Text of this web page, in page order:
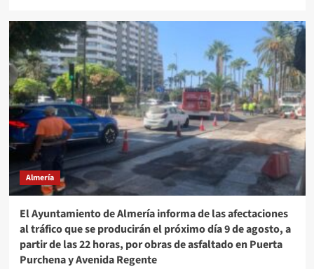
Almería
El Ayuntamiento de Almería informa de las afectaciones
al tráfico que se producirán el próximo día 9 de agosto, a
partir de las 22 horas, por obras de asfaltado en Puerta
Purchena y Avenida Regente